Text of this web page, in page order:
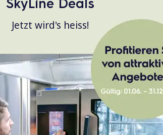
Jetzt wird's heiss!